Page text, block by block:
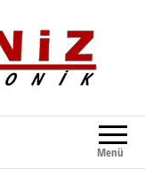
Kaliteli Hizmet |
Elektronik Firması
Menü